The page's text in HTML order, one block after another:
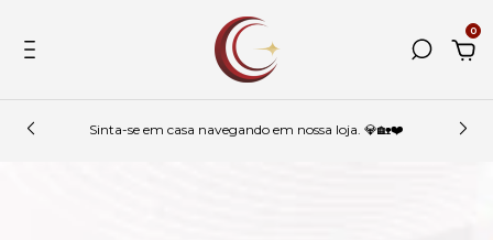
0
Sinta-se em casa navegando em nossa loja. 💎🏡❤️